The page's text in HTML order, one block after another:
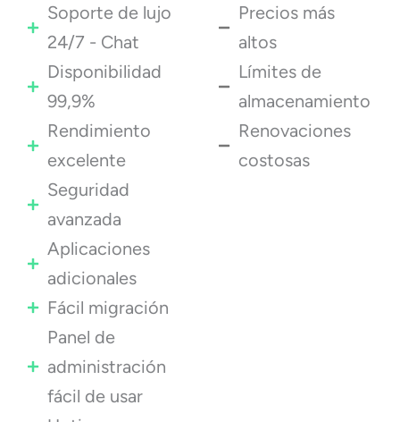
Soporte de lujo
24/7 - Chat
Disponibilidad
99,9%
Rendimiento
excelente
Seguridad
avanzada
Aplicaciones
adicionales
Fácil migración
Panel de
administración
fácil de usar
Precios más
altos
Límites de
almacenamiento
Renovaciones
costosas